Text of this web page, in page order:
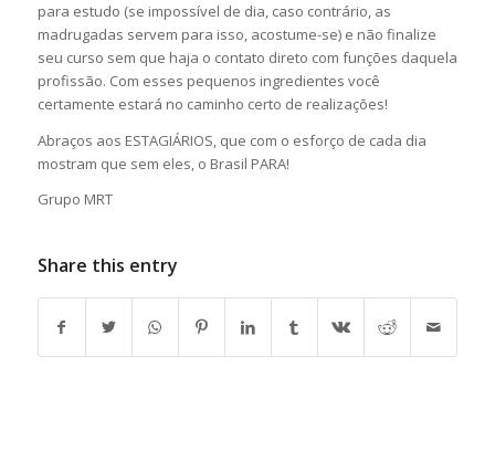
para estudo (se impossível de dia, caso contrário, as
madrugadas servem para isso, acostume-se) e não finalize
seu curso sem que haja o contato direto com funções daquela
profissão. Com esses pequenos ingredientes você
certamente estará no caminho certo de realizações!
Abraços aos ESTAGIÁRIOS, que com o esforço de cada dia
mostram que sem eles, o Brasil PARA!
Grupo MRT
Share this entry